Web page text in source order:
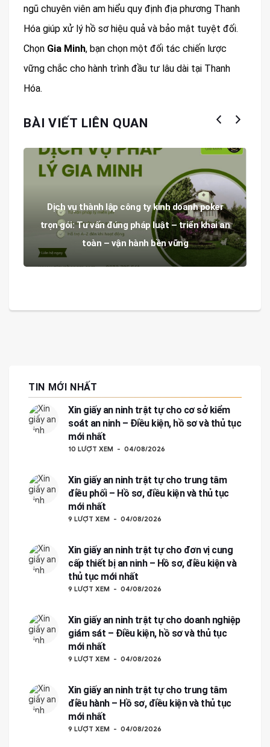
ngũ chuyên viên am hiểu quy định địa phương Thanh
Hóa giúp xử lý hồ sơ hiệu quả và bảo mật tuyệt đối.
Chọn Gia Minh, bạn chọn một đối tác chiến lược
vững chắc cho hành trình đầu tư lâu dài tại Thanh
Hóa.
BÀI VIẾT LIÊN QUAN
Dịch vụ thành lập công ty kinh doanh poker
trọn gói: Tư vấn đúng pháp luật – triển khai an
toàn – vận hành bền vững
TIN MỚI NHẤT
Xin giấy an ninh trật tự cho cơ sở kiểm
soát an ninh – Điều kiện, hồ sơ và thủ tục
mới nhất
10 LƯỢT XEM 04/08/2026
Xin giấy an ninh trật tự cho trung tâm
điều phối – Hồ sơ, điều kiện và thủ tục
mới nhất
9 LƯỢT XEM 04/08/2026
Xin giấy an ninh trật tự cho đơn vị cung
cấp thiết bị an ninh – Hồ sơ, điều kiện và
thủ tục mới nhất
9 LƯỢT XEM 04/08/2026
Xin giấy an ninh trật tự cho doanh nghiệp
giám sát – Điều kiện, hồ sơ và thủ tục
mới nhất
9 LƯỢT XEM 04/08/2026
Xin giấy an ninh trật tự cho trung tâm
điều hành – Hồ sơ, điều kiện và thủ tục
mới nhất
9 LƯỢT XEM 04/08/2026